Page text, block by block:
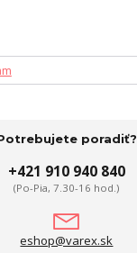
poradiť?
+421 910 940 840
(Po-Pia, 7.30-16 hod.)
eshop@varex.sk